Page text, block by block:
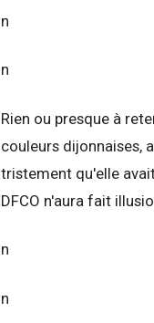
n
n
Rien ou presque à
couleurs dijonnaises,
tristement qu'elle
DFCO n'aura fait
n
n